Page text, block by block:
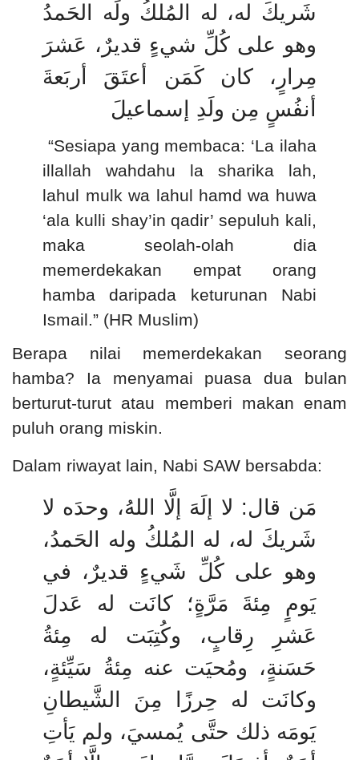
شَريكَ له، له المُلكُ ولَه الحَمدُ
وهو على كُلِّ شيءٍ قديرٌ، عَشرَ
مِرارٍ، كان كَمَن أعتَقَ أربَعةَ
أنفُسٍ مِن ولَدِ إسماعيلَ
“Sesiapa yang membaca: ‘La ilaha
illallah wahdahu la sharika lah,
lahul mulk wa lahul hamd wa huwa
‘ala kulli shay’in qadir’ sepuluh kali,
maka seolah-olah dia
memerdekakan empat orang
hamba daripada keturunan Nabi
Ismail.” (HR Muslim)
Berapa nilai memerdekakan seorang
hamba? Ia menyamai puasa dua bulan
berturut-turut atau memberi makan enam
puluh orang miskin.
Dalam riwayat lain, Nabi SAW bersabda:
مَن قال: لا إلَهَ إلَّا اللهُ، وحدَه لا
شَريكَ له، له المُلكُ وله الحَمدُ،
وهو على كُلِّ شَيءٍ قديرٌ، في
يَومٍ مِئةَ مَرَّةٍ؛ كانَت له عَدلَ
عَشرِ رِقابٍ، وكُتِبَت له مِئةُ
حَسَنةٍ، ومُحيَت عنه مِئةُ سَيِّئةٍ،
وكانَت له حِرزًا مِنَ الشَّيطانِ
يَومَه ذلك حتَّى يُمسيَ، ولم يَأتِ